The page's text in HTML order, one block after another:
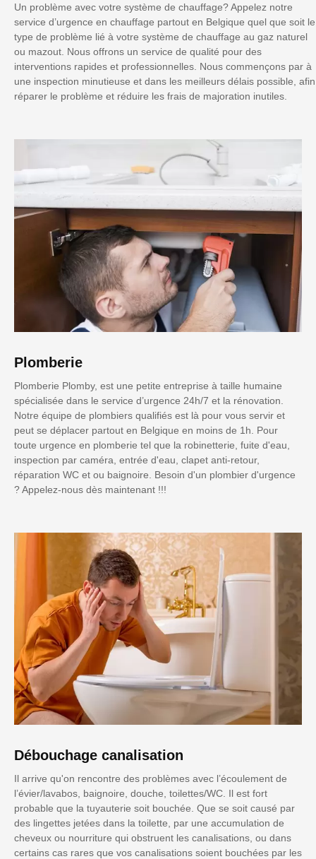
Un problème avec votre système de chauffage? Appelez notre
service d’urgence en chauffage partout en Belgique quel que soit le
type de problème lié à votre système de chauffage au gaz naturel
ou mazout. Nous offrons un service de qualité pour des
interventions rapides et professionnelles. Nous commençons par à
une inspection minutieuse et dans les meilleurs délais possible, afin
réparer le problème et réduire les frais de majoration inutiles.
Plomberie
Plomberie Plomby, est une petite entreprise à taille humaine
spécialisée dans le service d’urgence 24h/7 et la rénovation.
Notre équipe de plombiers qualifiés est là pour vous servir et
peut se déplacer partout en Belgique en moins de 1h. Pour
toute urgence en plomberie tel que la robinetterie, fuite d'eau,
inspection par caméra, entrée d'eau, clapet anti-retour,
réparation WC et ou baignoire. Besoin d'un plombier d'urgence
? Appelez-nous dès maintenant !!!
Débouchage canalisation
Il arrive qu'on rencontre des problèmes avec l’écoulement de
l’évier/lavabos, baignoire, douche, toilettes/WC. Il est fort
probable que la tuyauterie soit bouchée. Que se soit causé par
des lingettes jetées dans la toilette, par une accumulation de
cheveux ou nourriture qui obstruent les canalisations, ou dans
certains cas rares que vos canalisations soient bouchées par les